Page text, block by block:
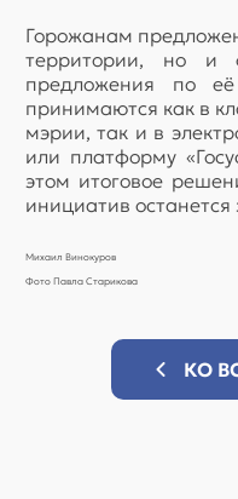
Горожанам
территории, но и
предложения по
принимаются как в
мэрии, так и в
или платформу
этом итоговое
инициатив
Михаил Винокуров
Фото Павла Старикова
КО